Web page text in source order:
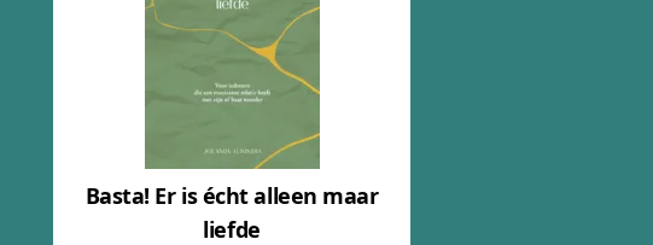
Basta! Er is écht alleen maar
liefde